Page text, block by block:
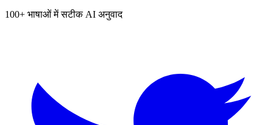
100+ भाषाओं में सटीक AI अनुवाद